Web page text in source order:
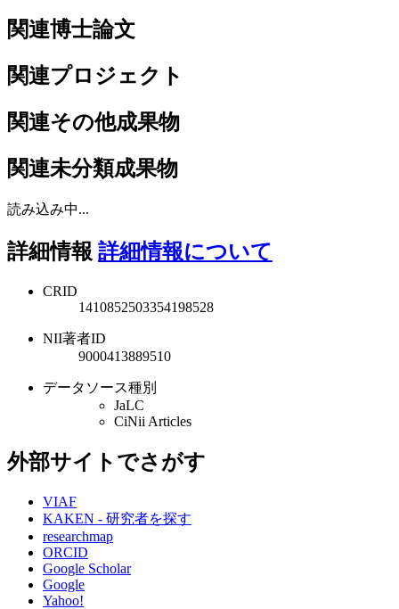
関連博士論文
関連プロジェクト
関連その他成果物
関連未分類成果物
読み込み中...
詳細情報 詳細情報について
CRID
1410852503354198528
NII著者ID
9000413889510
データソース種別
JaLC
CiNii Articles
外部サイトでさがす
VIAF
KAKEN - 研究者を探す
researchmap
ORCID
Google Scholar
Google
Yahoo!